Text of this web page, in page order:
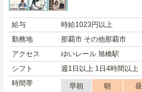
給与
時給1023円以上
勤務地
那覇市 その他那覇市
アクセス
ゆいレール 旭橋駅
シフト
週1日以上 1日4時間以上
時間帯
早朝 朝 昼